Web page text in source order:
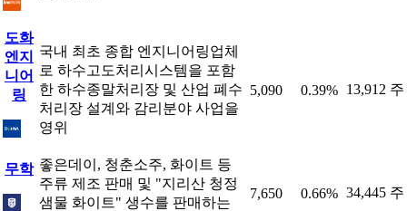
도화
엔지
니어
링
국내 최초 종합 엔지니어링업체
로 하수고도처리시스템을 포함
한 하수종말처리장 및 산업 폐수
처리장 설계와 감리분야 사업을
영위
5,090 0.39% 13,912 주
무학 좋은데이, 청춘소주, 화이트 등
주류 제조 판매 및 "지리산 청정
샘물 화이트" 생수를 판매하는
7,650 0.66% 34,445 주